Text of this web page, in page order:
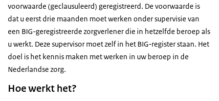
het land waar u uw diploma heeft gehaald EN
allelanden waar u ná het behalen van uw diploma
langer dan drie maanden heeft gewoond of
aanvullende stages/coschappen heeft gevolgd of
gewerkt heeft in uw beroep.
Moet het originele document of een gewaarmerkte
U levert deze verklaring aan uit:
het land waar u uw diploma heeft gehaald;
allelanden waar u
langer dan drie maanden heeft gewoond of
opgesteld.
voorwaarde (geclausuleerd) geregistreerd. De voorwaarde is
dat u eerst drie maanden moet werken onder supervisie van
een BIG-geregistreerde zorgverlener die in hetzelfde beroep als
u werkt. Deze supervisor moet zelf in het BIG-register staan. Het
doel is het kennis maken met werken in uw beroep in de
Nederlandse zorg.
Hoe werkt het?